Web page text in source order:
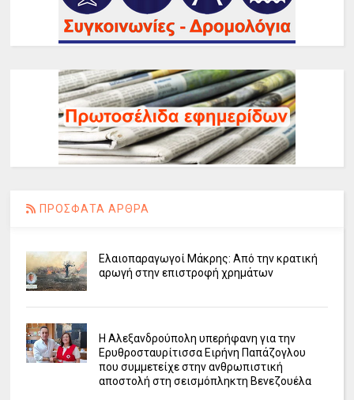
ΠΡΟΣΦΑΤΑ ΑΡΘΡΑ
Ελαιοπαραγωγοί Μάκρης: Από την κρατική
αρωγή στην επιστροφή χρημάτων
Η Αλεξανδρούπολη υπερήφανη για την
Ερυθροσταυρίτισσα Ειρήνη Παπάζογλου
που συμμετείχε στην ανθρωπιστική
αποστολή στη σεισμόπληκτη Βενεζουέλα